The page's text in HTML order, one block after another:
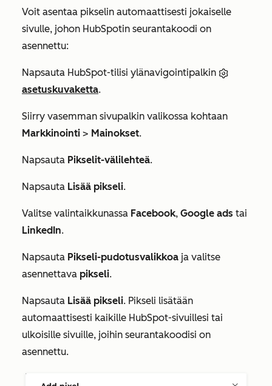
Voit asentaa pikselin automaattisesti jokaiselle
sivulle, johon HubSpotin seurantakoodi on
asennettu:
Napsauta HubSpot-tilisi ylänavigointipalkin
asetuskuvaketta.
Siirry vasemman sivupalkin valikossa kohtaan
Markkinointi > Mainokset.
Napsauta Pikselit-välilehteä.
Napsauta Lisää pikseli.
Valitse valintaikkunassa Facebook, Google ads tai
LinkedIn.
Napsauta Pikseli-pudotusvalikkoa ja valitse
asennettava pikseli.
Napsauta Lisää pikseli. Pikseli lisätään
automaattisesti kaikille HubSpot-sivuillesi tai
ulkoisille sivuille, joihin seurantakoodisi on
asennettu.